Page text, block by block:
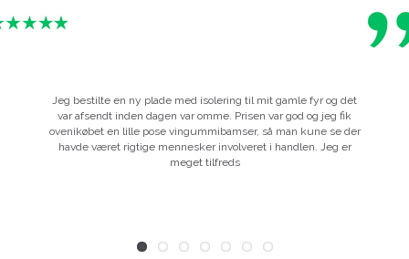
Jeg bestilte en ny plade med isolering til mit gamle fyr og det
var afsendt inden dagen var omme. Prisen var god og jeg fik
ovenikøbet en lille pose vingummibamser, så man kune se der
havde været rigtige mennesker involveret i handlen. Jeg er
meget tilfreds